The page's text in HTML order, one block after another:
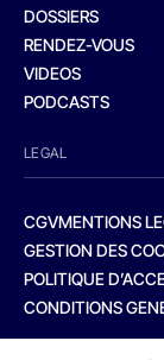
DOSSIERS
RENDEZ-VOUS
VIDEOS
PODCASTS
LEGAL
CGVMENTIONS
GESTION DES
POLITIQUE
CONDITIONS